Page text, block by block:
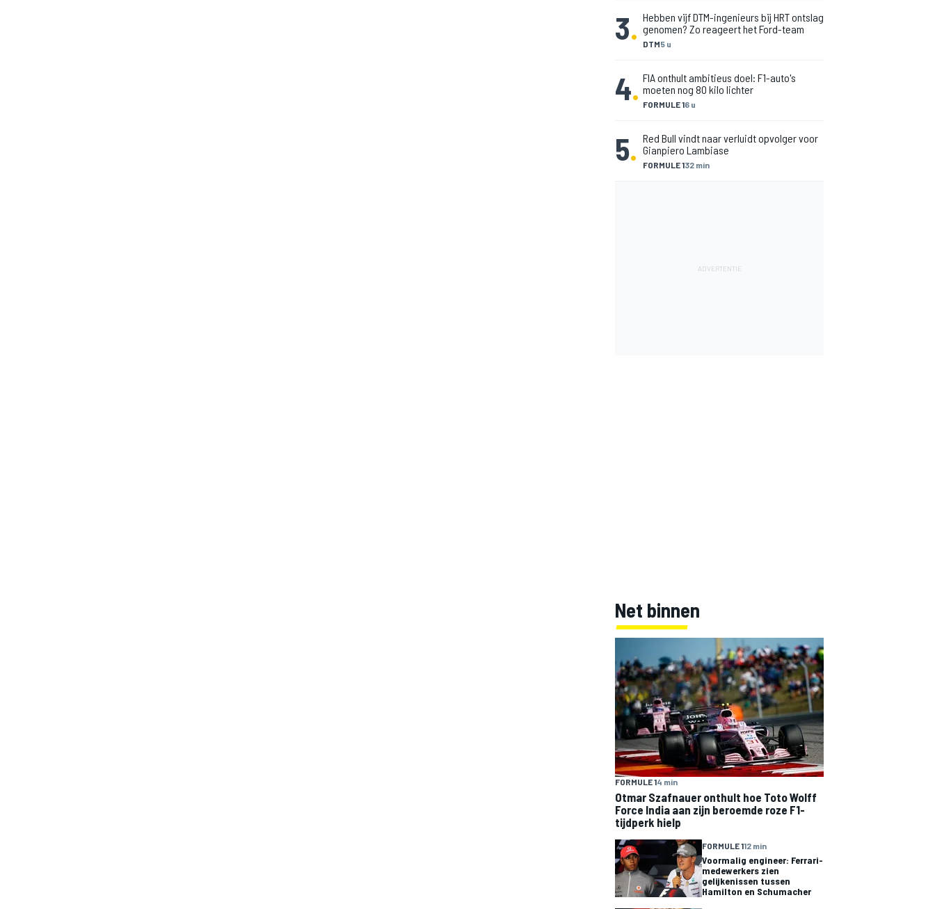
3. DTM5 u
Hebben vijf DTM-ingenieurs bij HRT ontslag
genomen? Zo reageert het Ford-team
4. FORMULE 16 u
FIA onthult ambitieus doel: F1-auto's
moeten nog 80 kilo lichter
5. FORMULE 132 min
Red Bull vindt naar verluidt opvolger voor
Gianpiero Lambiase
Net binnen
FORMULE 14 min
Otmar Szafnauer onthult hoe Toto Wolff
Force India aan zijn beroemde roze F1-
tijdperk hielp
FORMULE 112 min
Voormalig engineer: Ferrari-
medewerkers zien
gelijkenissen tussen
Hamilton en Schumacher